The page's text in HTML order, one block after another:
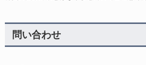
問い合わせ